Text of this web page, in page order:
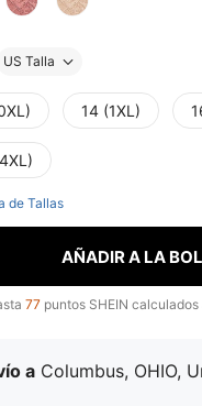
US Talla
14 (1XL)
de Tallas
AÑADIR A LA
77 puntos SHEIN
a Columbus, OHIO,